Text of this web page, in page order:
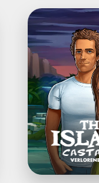
The
Island
Castaway®:
Verlorene
Welt